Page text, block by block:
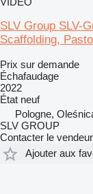
SLV Group SLV-
Scaffolding,
Prix sur demande
Échafaudage
2022
État neuf
Pologne,
SLV GROUP
Contacter le vendeur
Ajouter aux